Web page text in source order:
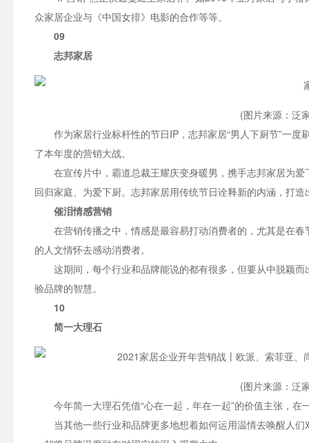
众家居企业与《中国女排》电影的合作等等。
09
志邦家居
(图片来源：泛
作为家居行业标杆性的节日IP，志邦家居“男人下厨节”一
了本年度的营销大战。
在宣传片中，霸道总裁王耀庆变身暖男，携手志邦家居为
回归家庭、为爱下厨。志邦家居用传统节日诠释新的内涵，打造
催泪情感营销
在营销传播之中，情感是最容易打动消费者的，尤其是在
的人文情怀去感动消费者。
这期间，每个行业和品牌能说的都有很多，但要从中脱颖
验品牌的智慧。
10
简一大理石
(图片来源：泛
今年简一大理石凭借“心在一起，年在一起”的价值主张，在
当其他一些行业和品牌更多地想着如何运用温情去唤醒人